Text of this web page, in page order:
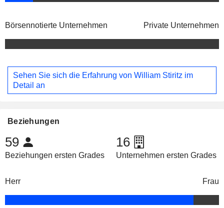
Börsennotierte Unternehmen Private Unternehmen
Sehen Sie sich die Erfahrung von William Stiritz im
Detail an
Beziehungen
59
Beziehungen ersten Grades
16
Unternehmen ersten Grades
Herr Frau